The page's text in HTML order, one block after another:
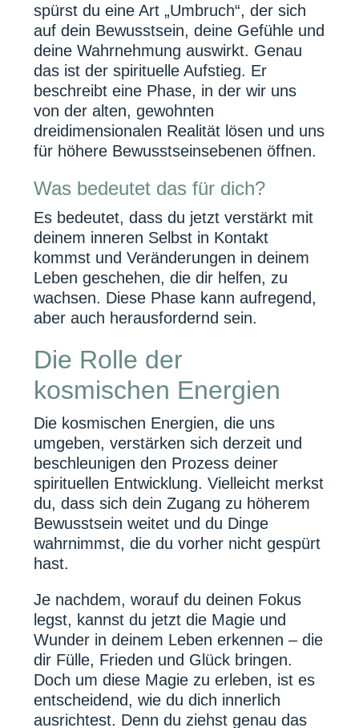
spürst du eine Art „Umbruch“, der sich
auf dein Bewusstsein, deine Gefühle und
deine Wahrnehmung auswirkt. Genau
das ist der spirituelle Aufstieg. Er
beschreibt eine Phase, in der wir uns
von der alten, gewohnten
dreidimensionalen Realität lösen und uns
für höhere Bewusstseinsebenen öffnen.
Was bedeutet das für dich?
Es bedeutet, dass du jetzt verstärkt mit
deinem inneren Selbst in Kontakt
kommst und Veränderungen in deinem
Leben geschehen, die dir helfen, zu
wachsen. Diese Phase kann aufregend,
aber auch herausfordernd sein.
Die Rolle der
kosmischen Energien
Die kosmischen Energien, die uns
umgeben, verstärken sich derzeit und
beschleunigen den Prozess deiner
spirituellen Entwicklung. Vielleicht merkst
du, dass sich dein Zugang zu höherem
Bewusstsein weitet und du Dinge
wahrnimmst, die du vorher nicht gespürt
hast.
Je nachdem, worauf du deinen Fokus
legst, kannst du jetzt die Magie und
Wunder in deinem Leben erkennen – die
dir Fülle, Frieden und Glück bringen.
Doch um diese Magie zu erleben, ist es
entscheidend, wie du dich innerlich
ausrichtest. Denn du ziehst genau das